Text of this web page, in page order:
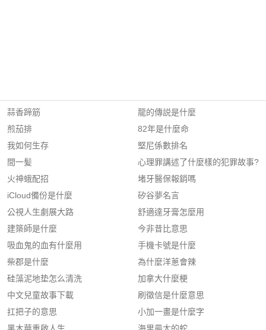
蒜香蹄筋
煎茄排
我如何生存
間一髪
火神蛾配招
iCloud備份是什麼
公視人生劇展大路
建築師是什麼
吸血鬼的血有什麼用
柴郡是什麼
硅藻泥地垫怎么清洗
中文兒童故事下載
扛把子的意思
龍的傳説是什麼
82年是什麼命
堅尼係數排名
心理罪講述了什麼樣的犯罪故事?
堵牙醫保報銷嗎
矽谷夢名言
舒適達牙膏怎麼用
今非昔比意思
手機卡號是什麼
為什麼洋蔥會辣
加拿大什麼梗
刷徵信是什麼意思
小加一畫是什麼字